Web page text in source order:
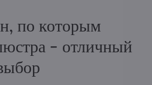
по которым
- отличный